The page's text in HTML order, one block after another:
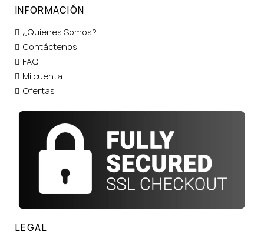
INFORMACIÓN
¿Quienes Somos?
Contáctenos
FAQ
Mi cuenta
Ofertas
LEGAL